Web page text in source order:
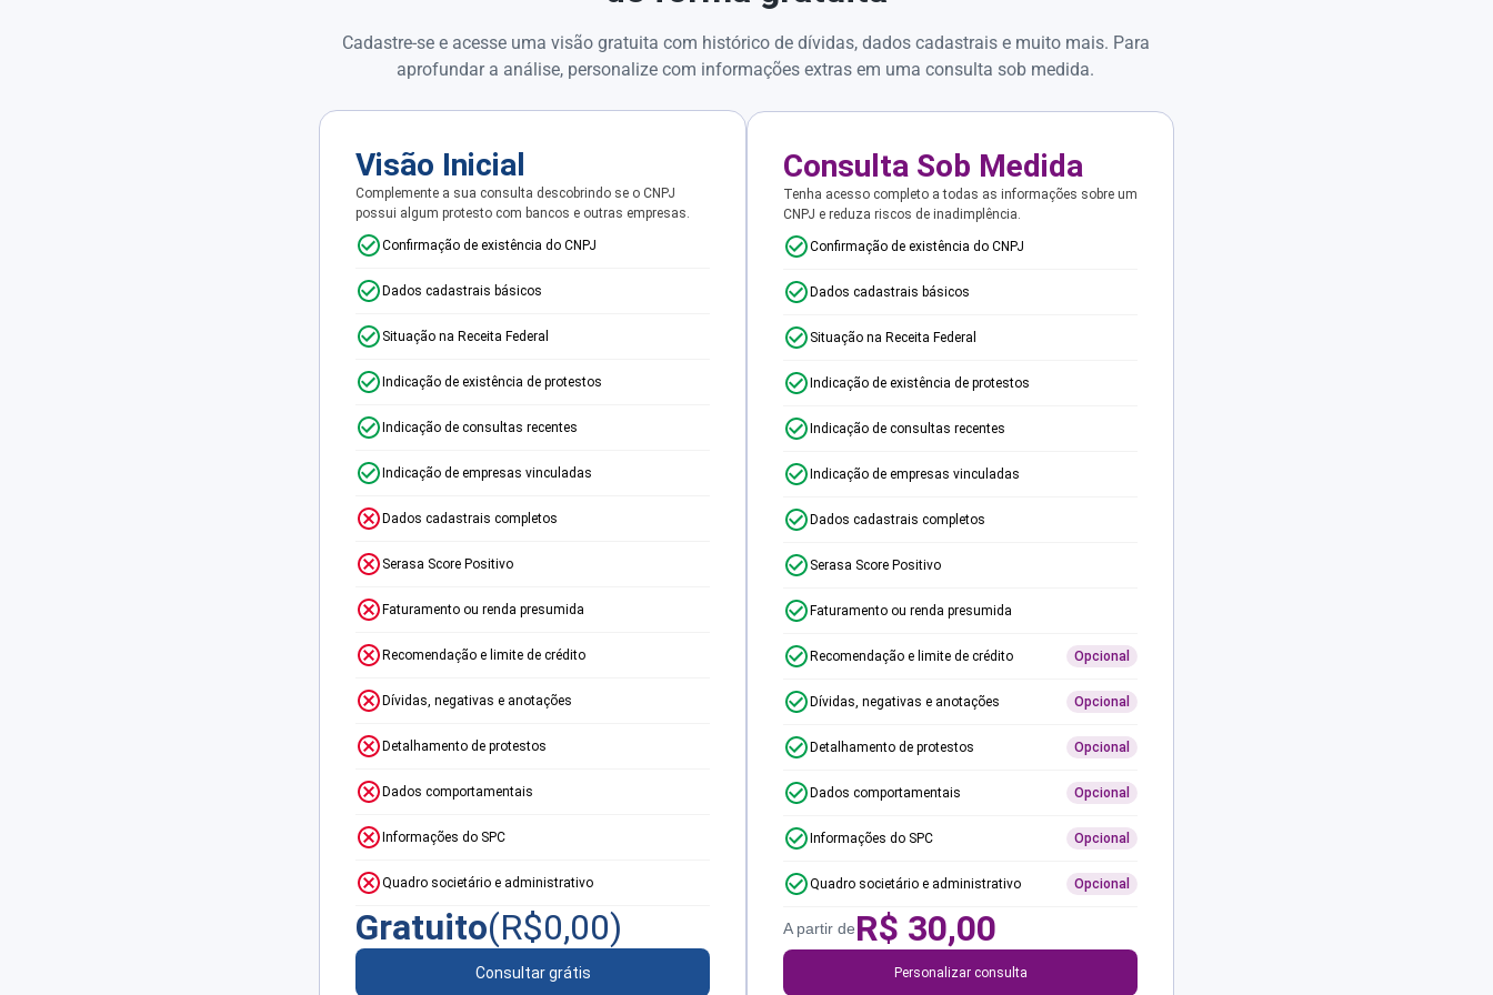
Cadastre-se e acesse uma visão gratuita com histórico de dívidas, dados cadastrais e muito mais. Para
aprofundar a análise, personalize com informações extras em uma consulta sob medida.
Visão Inicial
Complemente a sua consulta descobrindo se o CNPJ
possui algum protesto com bancos e outras empresas.
Confirmação de existência do CNPJ
Dados cadastrais básicos
Situação na Receita Federal
Indicação de existência de protestos
Indicação de consultas recentes
Indicação de empresas vinculadas
Dados cadastrais completos
Serasa Score Positivo
Faturamento ou renda presumida
Recomendação e limite de crédito
Dívidas, negativas e anotações
Detalhamento de protestos
Dados comportamentais
Informações do SPC
Quadro societário e administrativo
Gratuito(R$0,00)
Consultar grátis
Consulta Sob Medida
Tenha acesso completo a todas as informações sobre um
CNPJ e reduza riscos de inadimplência.
Confirmação de existência do CNPJ
Dados cadastrais básicos
Situação na Receita Federal
Indicação de existência de protestos
Indicação de consultas recentes
Indicação de empresas vinculadas
Dados cadastrais completos
Serasa Score Positivo
Faturamento ou renda presumida
Recomendação e limite de crédito Opcional
Dívidas, negativas e anotações Opcional
Detalhamento de protestos Opcional
Dados comportamentais Opcional
Informações do SPC Opcional
Quadro societário e administrativo Opcional
A partir deR$ 30,00
Personalizar consulta